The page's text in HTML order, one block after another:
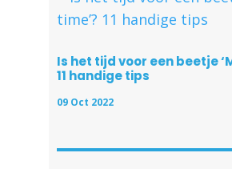
Is het tijd voor een beetje
11 handige tips
09 Oct 2022